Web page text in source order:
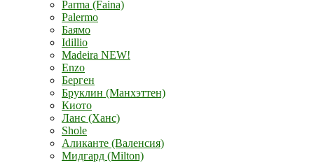
Parma (Faina)
Palermo
Баямо
Idillio
Madeira NEW!
Enzo
Берген
Бруклин (Манхэттен)
Киото
Ланс (Ханс)
Shole
Аликанте (Валенсия)
Мидгард (Milton)